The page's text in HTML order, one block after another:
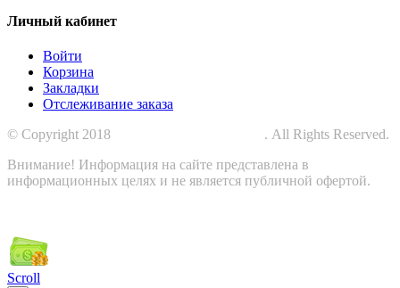
Личный кабинет
Войти
Корзина
Закладки
Отслеживание заказа
© Copyright 2018
. All Rights Reserved.
Внимание! Информация на сайте представлена в
информационных целях и не является публичной офертой.
Scroll